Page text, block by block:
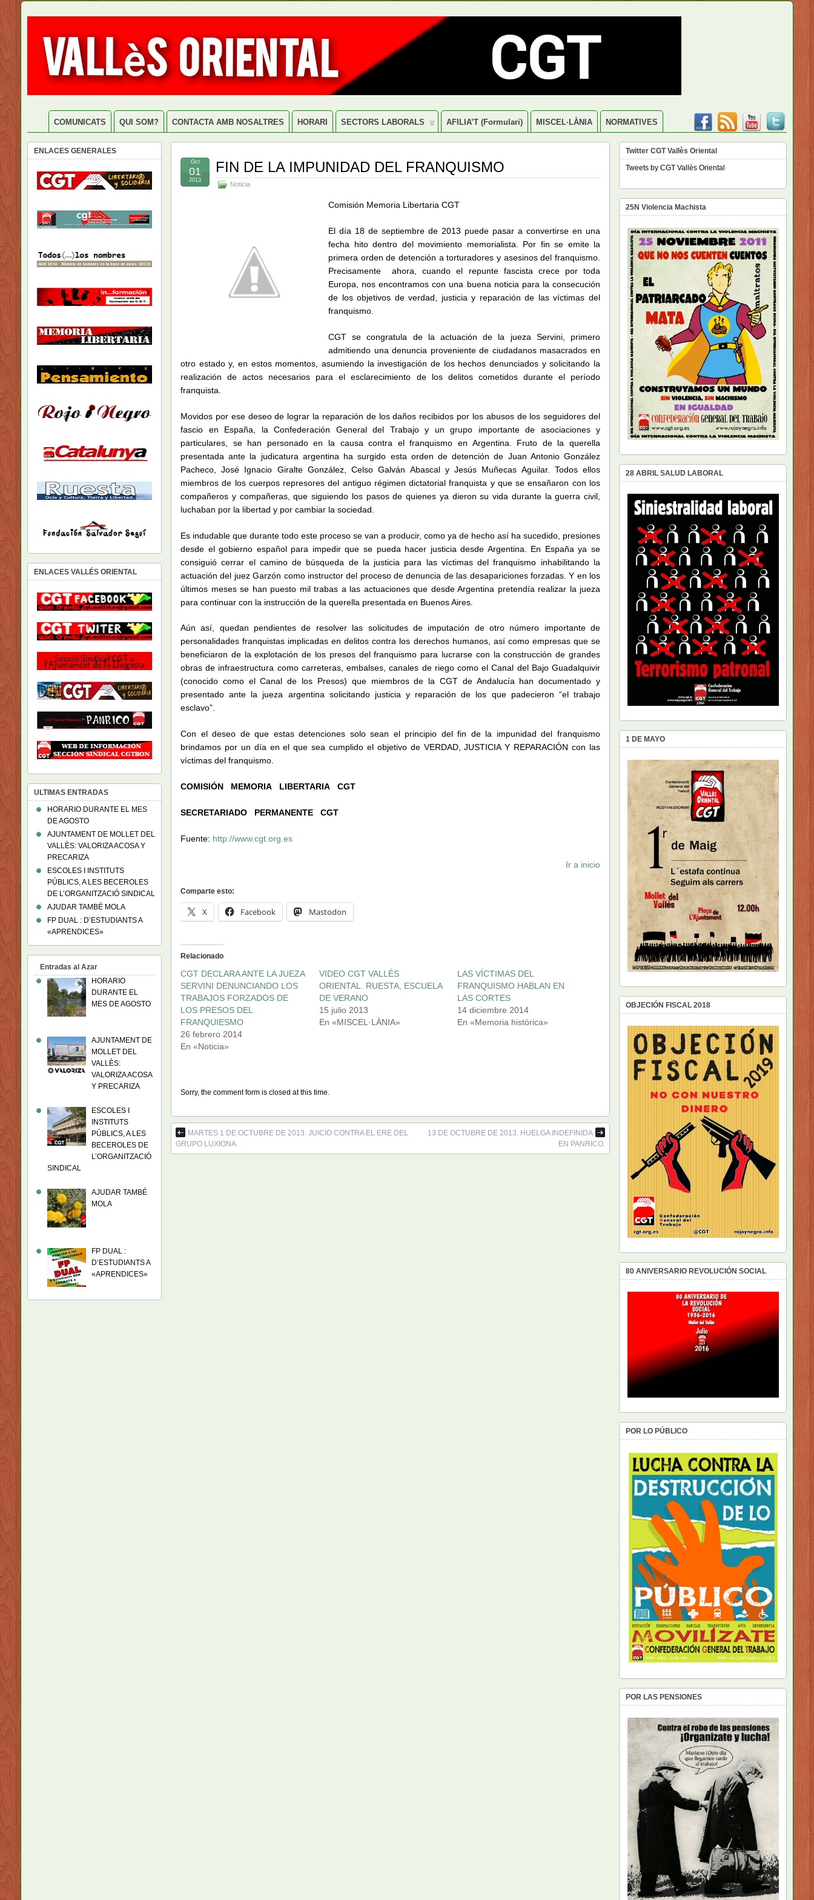
COMUNICATS QUI SOM? CONTACTA AMB NOSALTRES HORARI SECTORS LABORALS AFILIA’T (formulari) MISCEL·LÀNIA NORMATIVES
FIN DE LA IMPUNIDAD DEL FRANQUISMO
Noticia
Oct
01
2013
Comisión Memoria Libertaria CGT
El día 18 de septiembre de 2013 puede pasar a convertirse en una
fecha hito dentro del movimiento memorialista. Por fin se emite la
primera orden de detención a torturadores y asesinos del franquismo.
Precisamente ahora, cuando el repunte fascista crece por toda
Europa, nos encontramos con una buena noticia para la consecución
de los objetivos de verdad, justicia y reparación de las víctimas del
franquismo.
CGT se congratula de la actuación de la jueza Servini, primero
admitiendo una denuncia proveniente de ciudadanos masacrados en
otro estado y, en estos momentos, asumiendo la investigación de los hechos denunciados y solicitando la
realización de actos necesarios para el esclarecimiento de los delitos cometidos durante el período
franquista.
Movidos por ese deseo de lograr la reparación de los daños recibidos por los abusos de los seguidores del
fascio en España, la Confederación General del Trabajo y un grupo importante de asociaciones y
particulares, se han personado en la causa contra el franquismo en Argentina. Fruto de la querella
presentada ante la judicatura argentina ha surgido esta orden de detención de Juan Antonio González
Pacheco, José Ignacio Giralte González, Celso Galván Abascal y Jesús Muñecas Aguilar. Todos ellos
miembros de los cuerpos represores del antiguo régimen dictatorial franquista y que se ensañaron con los
compañeros y compañeras, que siguiendo los pasos de quienes ya dieron su vida durante la guerra civil,
luchaban por la libertad y por cambiar la sociedad.
Es indudable que durante todo este proceso se van a producir, como ya de hecho así ha sucedido, presiones
desde el gobierno español para impedir que se pueda hacer justicia desde Argentina. En España ya se
consiguió cerrar el camino de búsqueda de la justicia para las víctimas del franquismo inhabilitando la
actuación del juez Garzón como instructor del proceso de denuncia de las desapariciones forzadas. Y en los
últimos meses se han puesto mil trabas a las actuaciones que desde Argentina pretendía realizar la jueza
para continuar con la instrucción de la querella presentada en Buenos Aires.
Aún así, quedan pendientes de resolver las solicitudes de imputación de otro número importante de
personalidades franquistas implicadas en delitos contra los derechos humanos, así como empresas que se
beneficiaron de la explotación de los presos del franquismo para lucrarse con la construcción de grandes
obras de infraestructura como carreteras, embalses, canales de riego como el Canal del Bajo Guadalquivir
(conocido como el Canal de los Presos) que miembros de la CGT de Andalucía han documentado y
presentado ante la jueza argentina solicitando justicia y reparación de los que padecieron “el trabajo
esclavo”.
Con el deseo de que estas detenciones solo sean el principio del fin de la impunidad del franquismo
brindamos por un día en el que sea cumplido el objetivo de VERDAD, JUSTICIA Y REPARACIÓN con las
víctimas del franquismo.
COMISIÓN MEMORIA LIBERTARIA CGT
SECRETARIADO PERMANENTE CGT
Fuente: http://www.cgt.org.es
Ir a inicio
Comparte esto:
X Facebook Mastodon
Relacionado
CGT DECLARA ANTE LA JUEZA
SERVINI DENUNCIANDO LOS
TRABAJOS FORZADOS DE
LOS PRESOS DEL
FRANQUIESMO
26 febrero 2014
En «Noticia»
VIDEO CGT VALLÉS
ORIENTAL. RUESTA, ESCUELA
DE VERANO
15 julio 2013
En «MISCEL·LÀNIA»
LAS VÍCTIMAS DEL
FRANQUISMO HABLAN EN
LAS CORTES
14 diciembre 2014
En «Memoria histórica»
Sorry, the comment form is closed at this time.
MARTES 1 DE OCTUBRE DE 2013. JUICIO CONTRA EL ERE DEL
GRUPO LUXIONA.
13 DE OCTUBRE DE 2013. HUELGA INDEFINIDA
EN PANRICO.
ENLACES GENERALES
ENLACES VALLÉS ORIENTAL
ULTIMAS ENTRADAS
HORARIO DURANTE EL MES
DE AGOSTO
AJUNTAMENT DE MOLLET DEL
VALLÈS: VALORIZA ACOSA Y
PRECARIZA
ESCOLES I INSTITUTS
PÚBLICS, A LES BECEROLES
DE L’ORGANITZACIÓ SINDICAL
AJUDAR TAMBÉ MOLA
FP DUAL : D’ESTUDIANTS A
«APRENDICES»
Entradas al Azar
HORARIO
DURANTE EL
MES DE AGOSTO
AJUNTAMENT DE
MOLLET DEL
VALLÈS:
VALORIZA ACOSA
Y PRECARIZA
ESCOLES I
INSTITUTS
PÚBLICS, A LES
BECEROLES DE
L’ORGANITZACIÓ
SINDICAL
AJUDAR TAMBÉ
MOLA
FP DUAL :
D’ESTUDIANTS A
«APRENDICES»
Twitter CGT Vallès Oriental
Tweets by CGT Vallès Oriental
25N Violencia Machista
28 ABRIL SALUD LABORAL
1 DE MAYO
OBJECIÓN FISCAL 2018
80 ANIVERSARIO REVOLUCIÓN SOCIAL
POR LO PÚBLICO
POR LAS PENSIONES